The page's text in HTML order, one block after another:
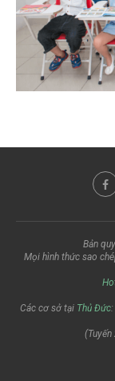
Bản
Mọi hình thức sao
Các cơ sở tại Thủ Đức: